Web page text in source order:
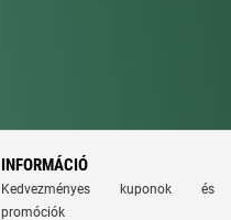
INFORMÁCIÓ
Kedvezményes kuponok és
promóciók